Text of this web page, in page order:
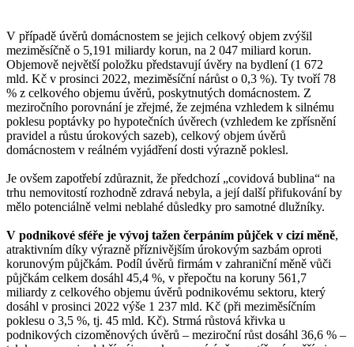
V případě úvěrů domácnostem se jejich celkový objem zvýšil
meziměsíčně o 5,191 miliardy korun, na 2 047 miliard korun.
Objemově největší položku představují úvěry na bydlení (1 672
mld. Kč v prosinci 2022, meziměsíční nárůst o 0,3 %). Ty tvoří 78
% z celkového objemu úvěrů, poskytnutých domácnostem. Z
meziročního porovnání je zřejmé, že zejména vzhledem k silnému
poklesu poptávky po hypotečních úvěrech (vzhledem ke zpřísnění
pravidel a růstu úrokových sazeb), celkový objem úvěrů
domácnostem v reálném vyjádření dosti výrazně poklesl.
Je ovšem zapotřebí zdůraznit, že předchozí „covidová bublina“ na
trhu nemovitostí rozhodně zdravá nebyla, a její další přifukování by
mělo potenciálně velmi neblahé důsledky pro samotné dlužníky.
V podnikové sféře je vývoj tažen čerpáním půjček v cizí měně,
atraktivním díky výrazně příznivějším úrokovým sazbám oproti
korunovým půjčkám. Podíl úvěrů firmám v zahraniční měně vůči
půjčkám celkem dosáhl 45,4 %, v přepočtu na koruny 561,7
miliardy z celkového objemu úvěrů podnikovému sektoru, který
dosáhl v prosinci 2022 výše 1 237 mld. Kč (při meziměsíčním
poklesu o 3,5 %, tj. 45 mld. Kč). Strmá růstová křivka u
podnikových cizoměnových úvěrů – meziroční růst dosáhl 36,6 % –